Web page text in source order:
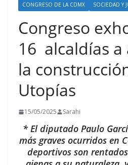
CONGRESO DE LA CDMX SOCIEDAD Y
Congreso
16 alcaldías
la
Utopías
15/05/2025 Sarahi
* El diputado Paulo
más graves ocurridos en
deportivos son